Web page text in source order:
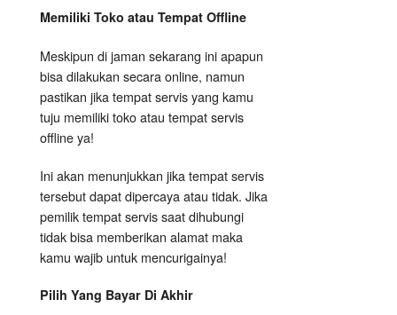
Memiliki Toko atau Tempat Offline
Meskipun di jaman sekarang ini apapun
bisa dilakukan secara online, namun
pastikan jika tempat servis yang kamu
tuju memiliki toko atau tempat servis
offline ya!
Ini akan menunjukkan jika tempat servis
tersebut dapat dipercaya atau tidak. Jika
pemilik tempat servis saat dihubungi
tidak bisa memberikan alamat maka
kamu wajib untuk mencurigainya!
Pilih Yang Bayar Di Akhir